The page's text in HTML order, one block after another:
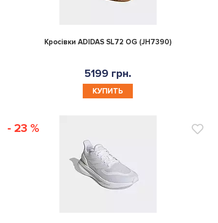
0
Кросівки ADIDAS SL72 OG (JH7390)
5199 грн.
КУПИТЬ
- 23 %